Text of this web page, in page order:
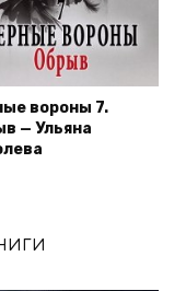
вороны 7.
— Ульяна